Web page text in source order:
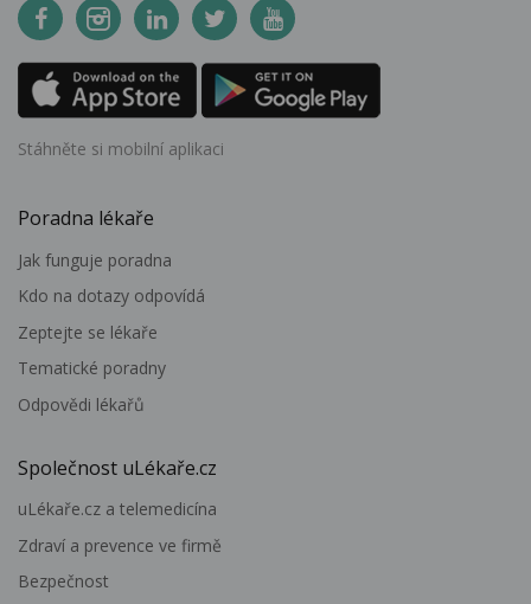
Stáhněte si mobilní aplikaci
Poradna lékaře
Jak funguje poradna
Kdo na dotazy odpovídá
Zeptejte se lékaře
Tematické poradny
Odpovědi lékařů
Společnost uLékaře.cz
uLékaře.cz a telemedicína
Zdraví a prevence ve firmě
Bezpečnost